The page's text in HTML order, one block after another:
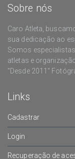
Sobre nós
Caro Atleta,
sua dedicação ao
Somos
atletas e
"Desde 2011"
Links
Cadastrar
Login
Recuperação de